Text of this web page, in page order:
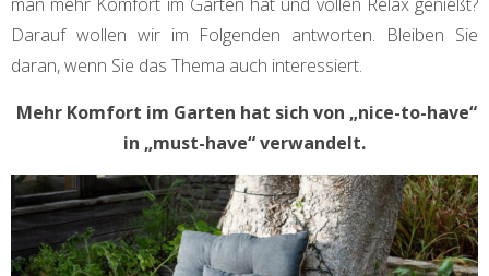
Darauf wollen wir im Folgenden antworten. Bleiben Sie
daran, wenn Sie das Thema auch interessiert.
Mehr Komfort im Garten hat sich von „nice-to-have“
in „must-have“ verwandelt.